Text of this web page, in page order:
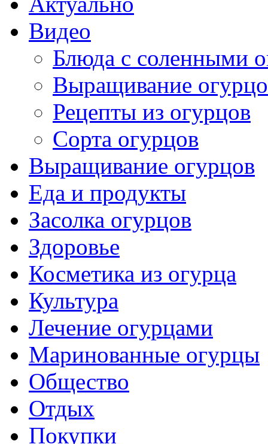
Видео
Блюда с соленными
Выращивание
Рецепты из огурцов
Сорта огурцов
Выращивание огурцов
Еда и продукты
Засолка огурцов
Здоровье
Косметика из огурца
Культура
Лечение огурцами
Маринованные огурцы
Общество
Отдых
Покупки